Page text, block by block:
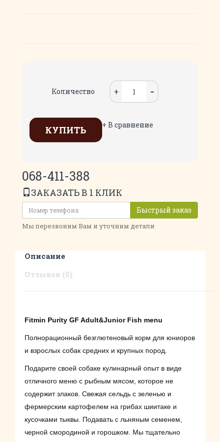
Количество
КУПИТЬ + В сравнение
068-411-388
ЗАКАЗАТЬ В 1 КЛИК
Быстрый заказ
Мы перезвоним Вам и уточним детали
Описание
Отзывов (0)
Fitmin Purity GF Adult&Junior Fish menu
Полнорационный безглютеновый корм для юниоров
и взрослых собак средних и крупных пород.
Подарите своей собаке кулинарный опыт в виде
отличного меню с рыбным мясом, которое не
содержит злаков. Свежая сельдь с зеленью и
фермерским картофелем на грибах шиитаке и
кусочками тыквы. Подавать с льняным семенем,
черной смородиной и горошком. Мы тщательно